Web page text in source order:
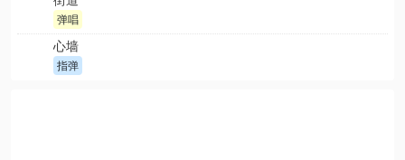
弹唱
心墙
指弹